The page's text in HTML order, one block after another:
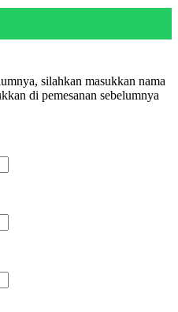
silahkan masukkan nama
di pemesanan sebelumnya